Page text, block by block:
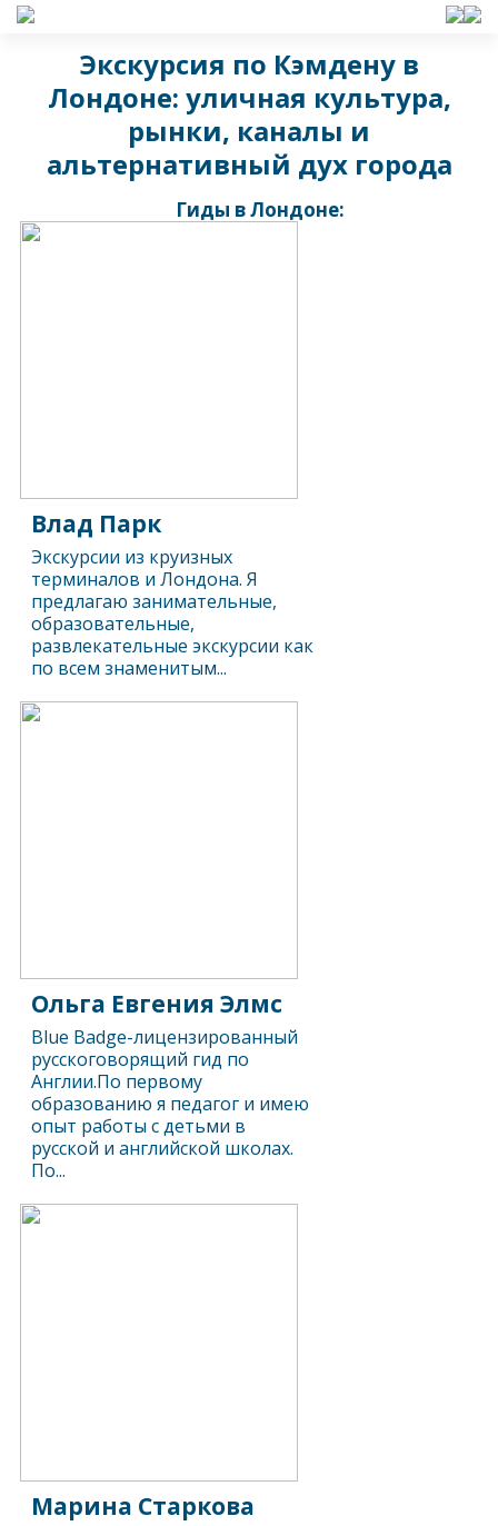
Экскурсия по Кэмдену в
Лондоне: уличная культура,
рынки, каналы и
альтернативный дух города
Гиды в Лондоне:
Влад Парк
Экскурсии из круизных
терминалов и Лондона. Я
предлагаю занимательные,
образовательные,
развлекательные экскурсии как
по всем знаменитым...
Ольга Евгения Элмс
Blue Badge-лицензированный
русскоговорящий гид по
Англии.По первому
образованию я педагог и имею
опыт работы с детьми в
русской и английской школах.
По...
Марина Старкова